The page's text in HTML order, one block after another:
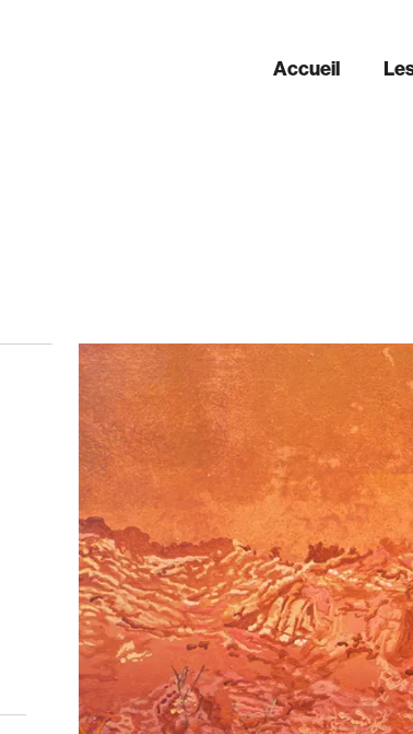
Accueil